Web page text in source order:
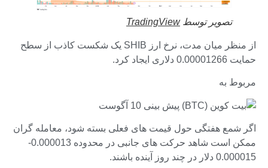
تصویر توسطTradingView
از منظر میان مدت، نرخ ارز SHIB یک شکست کاذب از سطح
حمایت 0.00001266 دلاری ایجاد کرد.
مربوط به
اگر شمع هفتگی حول قیمت های فعلی بسته شود، معامله گران
ممکن است شاهد حرکت های جانبی در محدوده 0.000013-
0.000015 دلار در چند روز آینده باشند.